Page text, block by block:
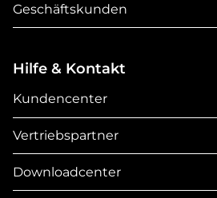
Geschäftskunden
Hilfe & Kontakt
Kundencenter
Vertriebspartner
Downloadcenter